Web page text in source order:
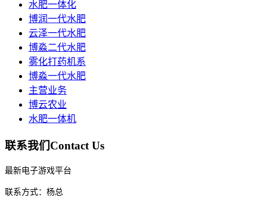
水肥一体化
博润一代水肥
云泽一代水肥
博淼二代水肥
雾化打药机系
博淼一代水肥
主营业务
博云农业
水肥一体机
联系我们Contact Us
最新电子游戏平台
联系方式：杨总